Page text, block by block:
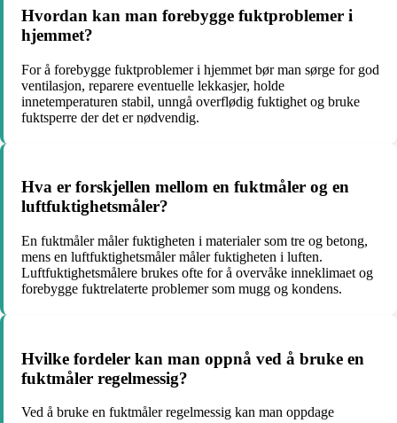
Hvordan kan man forebygge fuktproblemer i
hjemmet?
For å forebygge fuktproblemer i hjemmet bør man sørge for god
ventilasjon, reparere eventuelle lekkasjer, holde
innetemperaturen stabil, unngå overflødig fuktighet og bruke
fuktsperre der det er nødvendig.
Hva er forskjellen mellom en fuktmåler og en
luftfuktighetsmåler?
En fuktmåler måler fuktigheten i materialer som tre og betong,
mens en luftfuktighetsmåler måler fuktigheten i luften.
Luftfuktighetsmålere brukes ofte for å overvåke inneklimaet og
forebygge fuktrelaterte problemer som mugg og kondens.
Hvilke fordeler kan man oppnå ved å bruke en
fuktmåler regelmessig?
Ved å bruke en fuktmåler regelmessig kan man oppdage